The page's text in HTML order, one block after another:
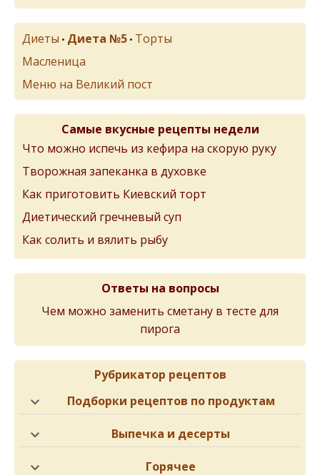
Диеты • Диета №5 • Торты
Масленица
Меню на Великий пост
Самые вкусные рецепты недели
Что можно испечь из кефира на скорую руку
Творожная запеканка в духовке
Как приготовить Киевский торт
Диетический гречневый суп
Как солить и вялить рыбу
Ответы на вопросы
Чем можно заменить сметану в тесте для
пирога
Рубрикатор рецептов
Подборки рецептов по продуктам
Выпечка и десерты
Горячее